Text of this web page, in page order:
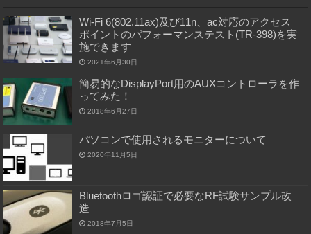
Wi-Fi 6(802.11ax)及び11n、ac対応のアクセス
ポイントのパフォーマンステスト(TR-398)を実
施できます
2021年6月30日
簡易的なDisplayPort用のAUXコントローラを作
ってみた！
2018年6月27日
パソコンで使用されるモニターについて
2020年11月5日
Bluetoothロゴ認証で必要なRF試験サンプル改
造
2018年7月5日